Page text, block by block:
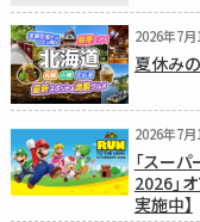
2026年7月
夏休み
2026年7月
「スー
2026」
実施中】